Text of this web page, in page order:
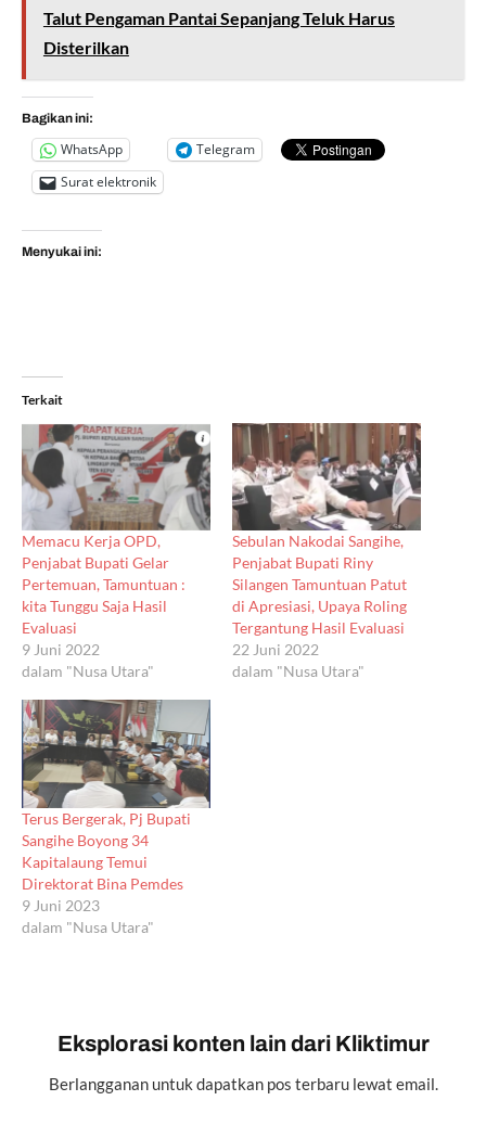
Talut Pengaman Pantai Sepanjang Teluk Harus
Disterilkan
Bagikan ini:
WhatsApp
Telegram
Surat elektronik
Menyukai ini:
Terkait
Memacu Kerja OPD,
Penjabat Bupati Gelar
Pertemuan, Tamuntuan :
kita Tunggu Saja Hasil
Evaluasi
9 Juni 2022
dalam "Nusa Utara"
Sebulan Nakodai Sangihe,
Penjabat Bupati Riny
Silangen Tamuntuan Patut
di Apresiasi, Upaya Roling
Tergantung Hasil Evaluasi
22 Juni 2022
dalam "Nusa Utara"
Terus Bergerak, Pj Bupati
Sangihe Boyong 34
Kapitalaung Temui
Direktorat Bina Pemdes
9 Juni 2023
dalam "Nusa Utara"
Eksplorasi konten lain dari Kliktimur
Berlangganan untuk dapatkan pos terbaru lewat email.